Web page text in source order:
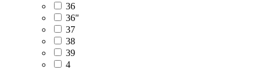
36
36"
37
38
39
4